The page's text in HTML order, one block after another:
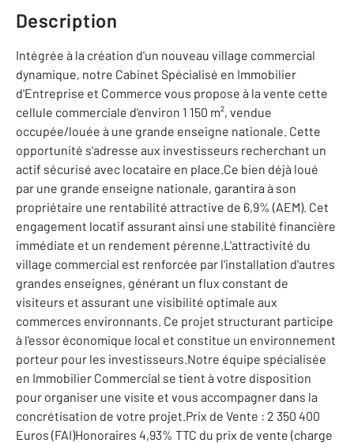
Description
Intégrée à la création d'un nouveau village commercial
dynamique, notre Cabinet Spécialisé en Immobilier
d'Entreprise et Commerce vous propose à la vente cette
cellule commerciale d'environ 1 150 m², vendue
occupée/louée à une grande enseigne nationale. Cette
opportunité s'adresse aux investisseurs recherchant un
actif sécurisé avec locataire en place.Ce bien déjà loué
par une grande enseigne nationale, garantira à son
propriétaire une rentabilité attractive de 6,9% (AEM). Cet
engagement locatif assurant ainsi une stabilité financière
immédiate et un rendement pérenne.L'attractivité du
village commercial est renforcée par l'installation d'autres
grandes enseignes, générant un flux constant de
visiteurs et assurant une visibilité optimale aux
commerces environnants. Ce projet structurant participe
à l'essor économique local et constitue un environnement
porteur pour les investisseurs.Notre équipe spécialisée
en Immobilier Commercial se tient à votre disposition
pour organiser une visite et vous accompagner dans la
concrétisation de votre projet.Prix de Vente : 2 350 400
Euros (FAI)Honoraires 4,93% TTC du prix de vente (charge